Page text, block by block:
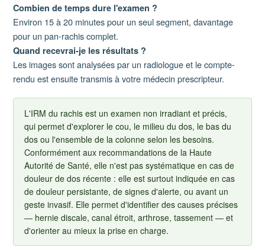
Combien de temps dure l'examen ?
Environ 15 à 20 minutes pour un seul segment, davantage
pour un pan-rachis complet.
Quand recevrai-je les résultats ?
Les images sont analysées par un radiologue et le compte-
rendu est ensuite transmis à votre médecin prescripteur.
L'IRM du rachis est un examen non irradiant et précis,
qui permet d'explorer le cou, le milieu du dos, le bas du
dos ou l'ensemble de la colonne selon les besoins.
Conformément aux recommandations de la Haute
Autorité de Santé, elle n'est pas systématique en cas de
douleur de dos récente : elle est surtout indiquée en cas
de douleur persistante, de signes d'alerte, ou avant un
geste invasif. Elle permet d'identifier des causes précises
— hernie discale, canal étroit, arthrose, tassement — et
d'orienter au mieux la prise en charge.